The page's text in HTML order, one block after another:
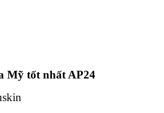
Mỹ tốt nhất AP24